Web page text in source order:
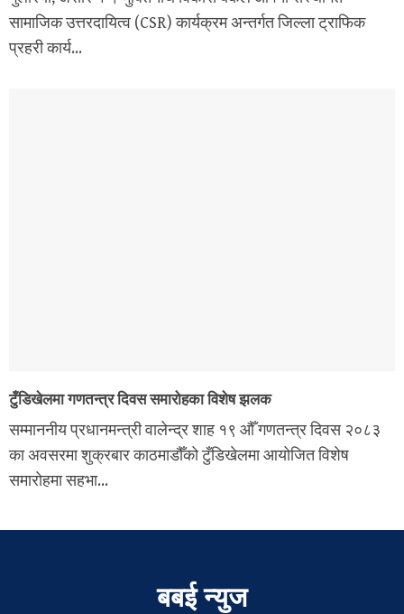
सामाजिक उत्तरदायित्व (CSR) कार्यक्रम अन्तर्गत जिल्ला ट्राफिक
प्रहरी कार्य...
टुँडिखेलमा गणतन्त्र दिवस समारोहका विशेष झलक
सम्माननीय प्रधानमन्त्री वालेन्द्र शाह १९ औँ गणतन्त्र दिवस २०८३
का अवसरमा शुक्रबार काठमाडौँको टुँडिखेलमा आयोजित विशेष
समारोहमा सहभा...
बबई न्युज